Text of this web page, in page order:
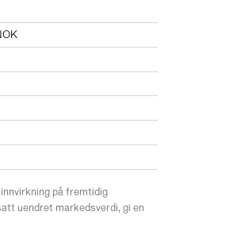
på fremtidig
uendret markedsverdi, gi en